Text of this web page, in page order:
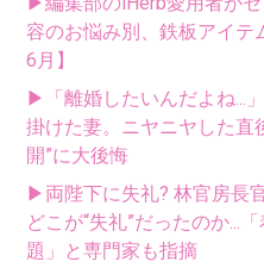
容のお悩み別、鉄板アイテ
6月】
▶「離婚したいんだよね...
掛けた妻。ニヤニヤした直
開”に大後悔
▶両陛下に失礼? 林官房長
どこが“失礼”だったのか...
題」と専門家も指摘